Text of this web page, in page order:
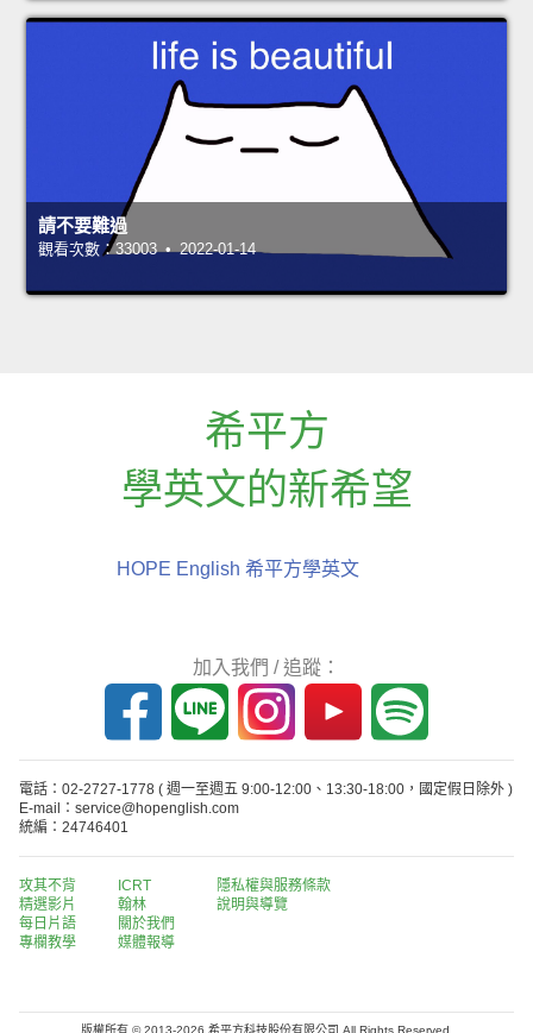
請不要難過
觀看次數：33003 • 2022-01-14
希平方
學英文的新希望
HOPE English 希平方學英文
加入我們 / 追蹤：
電話：02-2727-1778 ( 週一至週五 9:00-12:00、13:30-18:00，國定假日除外 )
E-mail：service@hopenglish.com
統編：24746401
攻其不背
精選影片
每日片語
專欄教學
ICRT
翰林
關於我們
媒體報導
隱私權與服務條款
說明與導覽
版權所有 © 2013-2026 希平方科技股份有限公司 All Rights Reserved.